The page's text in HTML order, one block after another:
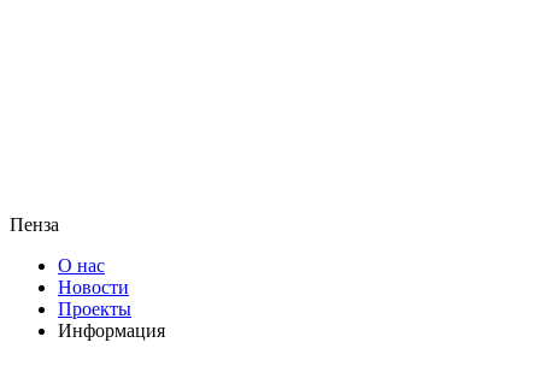
Пенза
О нас
Новости
Проекты
Информация